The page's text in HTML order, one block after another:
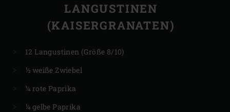
LANGUSTINEN
(KAISERGRANATEN)
12 Langustinen (Größe 8/10)
½ weiße Zwiebel
¼ rote Paprika
¼ gelbe Paprika